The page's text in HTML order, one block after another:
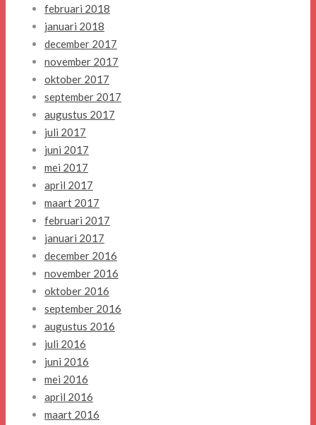
februari 2018
januari 2018
december 2017
november 2017
oktober 2017
september 2017
augustus 2017
juli 2017
juni 2017
mei 2017
april 2017
maart 2017
februari 2017
januari 2017
december 2016
november 2016
oktober 2016
september 2016
augustus 2016
juli 2016
juni 2016
mei 2016
april 2016
maart 2016